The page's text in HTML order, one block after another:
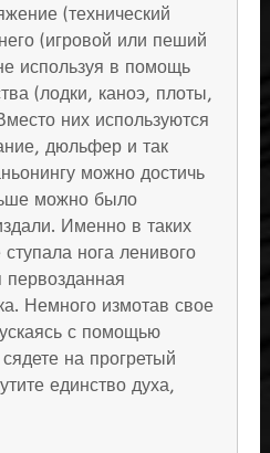
(технический
(игровой или пеший
используя в помощь
(лодки, каноэ, плоты,
них используются
дюльфер и так
можно достичь
можно было
Именно в таких
нога ленивого
первозданная
Немного измотав свое
с помощью
на прогретый
единство духа,